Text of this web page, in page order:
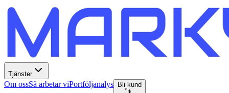
Tjänster
Om ossSå arbetar viPortföljanalys Bli kund